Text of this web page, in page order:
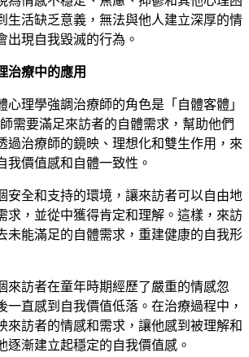
生活缺乏意義，無法與他人建立深厚的情
出現自我毀滅的行為。
治療中的應用
心理學強調治療師的角色是「自體客體」
需要滿足來訪者的自體需求，幫助他們
過治療師的鏡映、理想化和雙生作用，來
我價值感和自體一致性。
安全和支持的環境，讓來訪者可以自由地
求，並從中獲得肯定和理解。這樣，來訪
未能滿足的自體需求，重建健康的自我形
來訪者在童年時期經歷了嚴重的情感忽
一直感到自我價值低落。在治療過程中，
來訪者的情感和需求，讓他感到被理解和
逐漸建立起穩定的自我價值感。